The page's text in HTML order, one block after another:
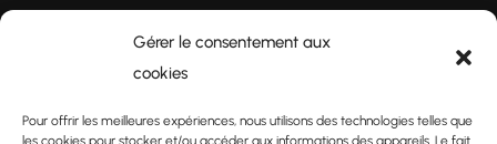
Gérer le consentement aux
cookies
Pour offrir les meilleures expériences, nous utilisons des technologies telles que
les cookies pour stocker et/ou accéder aux informations des appareils. Le fait
Instagram